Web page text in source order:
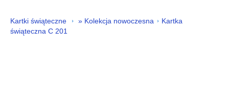
Kartki świąteczne » Kolekcja nowoczesna
Kartka
świąteczna C 201